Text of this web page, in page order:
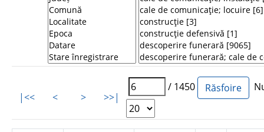
|<< < > >>|
/ 1450